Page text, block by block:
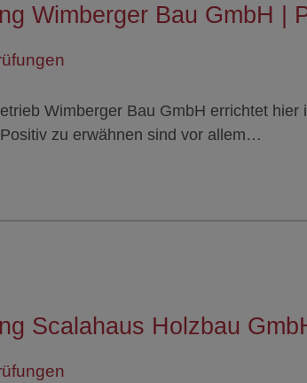
Wimberger Bau GmbH |
Wimberger Bau GmbH errichtet hier
zu erwähnen sind vor allem…
Scalahaus Holzbau